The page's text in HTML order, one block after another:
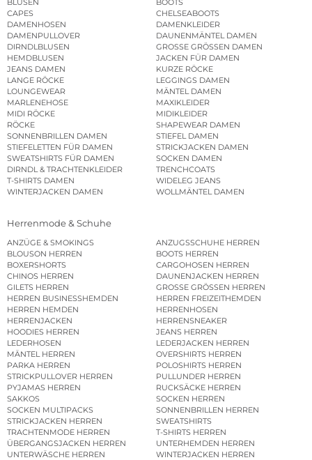
BLUSEN
BOOTS
CAPES
CHELSEABOOTS
DAMENHOSEN
DAMENKLEIDER
DAMENPULLOVER
DAUNENMÄNTEL DAMEN
DIRNDLBLUSEN
GROSSE GRÖSSEN DAMEN
HEMDBLUSEN
JACKEN FÜR DAMEN
JEANS DAMEN
KURZE RÖCKE
LANGE RÖCKE
LEGGINGS DAMEN
LOUNGEWEAR
MÄNTEL DAMEN
MARLENEHOSE
MAXIKLEIDER
MIDI RÖCKE
MIDIKLEIDER
RÖCKE
SHAPEWEAR DAMEN
SONNENBRILLEN DAMEN
STIEFEL DAMEN
STIEFELETTEN FÜR DAMEN
STRICKJACKEN DAMEN
SWEATSHIRTS FÜR DAMEN
SOCKEN DAMEN
DIRNDL & TRACHTENKLEIDER
TRENCHCOATS
T-SHIRTS DAMEN
WIDELEG JEANS
WINTERJACKEN DAMEN
WOLLMÄNTEL DAMEN
Herrenmode & Schuhe
ANZÜGE & SMOKINGS
ANZUGSSCHUHE HERREN
BLOUSON HERREN
BOOTS HERREN
BOXERSHORTS
CARGOHOSEN HERREN
CHINOS HERREN
DAUNENJACKEN HERREN
GILETS HERREN
GROSSE GRÖSSEN HERREN
HERREN BUSINESSHEMDEN
HERREN FREIZEITHEMDEN
HERREN HEMDEN
HERRENHOSEN
HERRENJACKEN
HERRENSNEAKER
HOODIES HERREN
JEANS HERREN
LEDERHOSEN
LEDERJACKEN HERREN
MÄNTEL HERREN
OVERSHIRTS HERREN
PARKA HERREN
POLOSHIRTS HERREN
STRICKPULLOVER HERREN
PULLUNDER HERREN
PYJAMAS HERREN
RUCKSÄCKE HERREN
SAKKOS
SOCKEN HERREN
SOCKEN MULTIPACKS
SONNENBRILLEN HERREN
STRICKJACKEN HERREN
SWEATSHIRTS
TRACHTENMODE HERREN
T-SHIRTS HERREN
ÜBERGANGSJACKEN HERREN
UNTERHEMDEN HERREN
UNTERWÄSCHE HERREN
WINTERJACKEN HERREN